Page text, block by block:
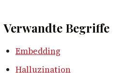
Verwandte Begriffe
Embedding
Halluzination